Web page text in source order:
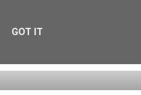
GOT IT